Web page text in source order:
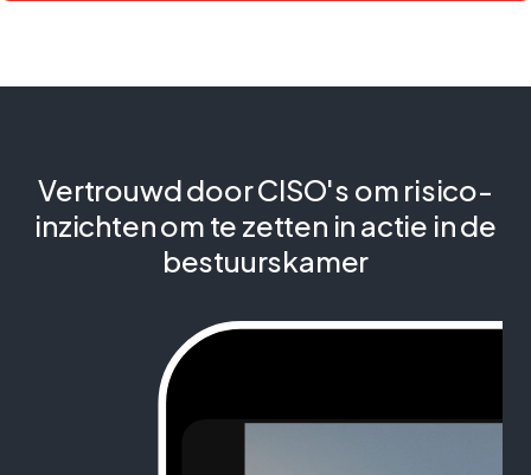
Vertrouwd door CISO's om risico-
inzichten om te zetten in actie in de
bestuurskamer